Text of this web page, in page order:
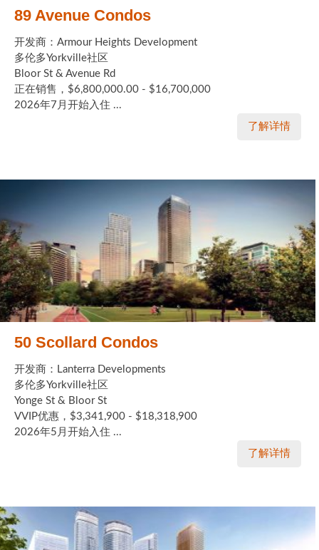
89 Avenue Condos
开发商：Armour Heights Development
多伦多Yorkville社区
Bloor St & Avenue Rd
正在销售，$6,800,000.00 - $16,700,000
2026年7月开始入住 ...
了解详情
50 Scollard Condos
开发商：Lanterra Developments
多伦多Yorkville社区
Yonge St & Bloor St
VVIP优惠，$3,341,900 - $18,318,900
2026年5月开始入住 ...
了解详情